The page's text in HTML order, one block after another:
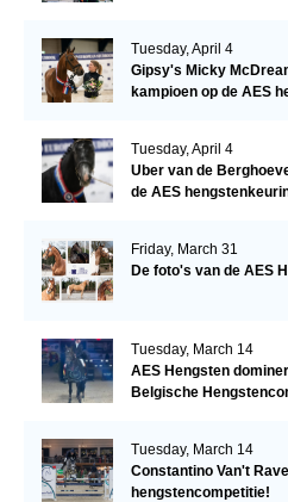
Tuesday, April 4
Gipsy's Micky
kampioen op de AES
Tuesday, April 4
Uber van de
de AES
Friday, March 31
De foto's van de AES
Tuesday, March 14
AES Hengsten
Belgische
Tuesday, March 14
Constantino Van't
hengstencompetitie!